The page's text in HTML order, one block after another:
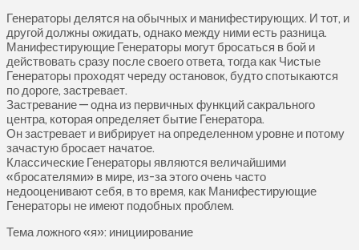
Генераторы делятся на обычных и манифестирующих. И тот, и
другой должны ожидать, однако между ними есть разница.
Манифестирующие Генераторы могут бросаться в бой и
действовать сразу после своего ответа, тогда как Чистые
Генераторы проходят череду остановок, будто спотыкаются
по дороге, застревает.
Застревание — одна из первичных функций сакрального
центра, которая определяет бытие Генератора.
Он застревает и вибрирует на определенном уровне и потому
зачастую бросает начатое.
Классические Генераторы являются величайшими
«бросателями» в мире, из-за этого очень часто
недооценивают себя, в то время, как Манифестирующие
Генераторы не имеют подобных проблем.
Тема ложного «я»: инициирование